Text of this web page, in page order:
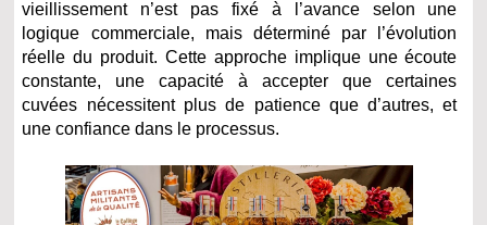
vieillissement n’est pas fixé à l’avance selon une
logique commerciale, mais déterminé par l’évolution
réelle du produit. Cette approche implique une écoute
constante, une capacité à accepter que certaines
cuvées nécessitent plus de patience que d’autres, et
une confiance dans le processus.